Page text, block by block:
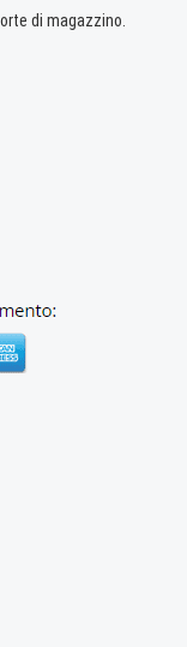
di magazzino.